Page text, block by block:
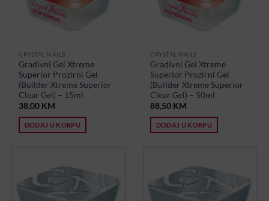
CRYSTAL NAILS
Gradivni Gel Xtreme
Superior Prozirni Gel
(Builder Xtreme Superior
Clear Gel) – 15ml
38,00 KM
DODAJ U KORPU
CRYSTAL NAILS
Gradivni Gel Xtreme
Superior Prozirni Gel
(Builder Xtreme Superior
Clear Gel) – 50ml
88,50 KM
DODAJ U KORPU